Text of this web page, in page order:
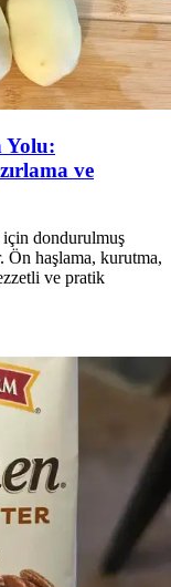
Yolu:
ve
için dondurulmuş
Ön haşlama, kurutma,
ve pratik